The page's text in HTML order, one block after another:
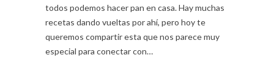
todos podemos hacer pan en casa. Hay muchas
recetas dando vueltas por ahí, pero hoy te
queremos compartir esta que nos parece muy
especial para conectar con…